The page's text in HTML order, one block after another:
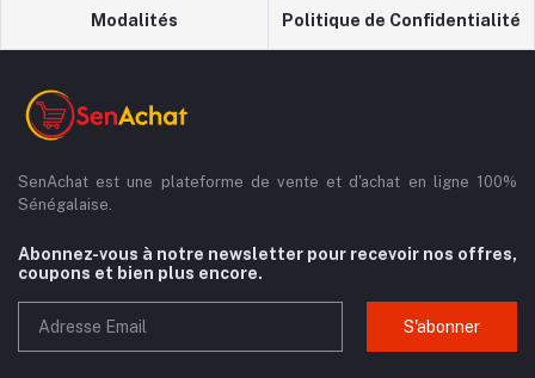
Modalités Politique de Confidentialité
SenAchat est une plateforme de vente et d'achat en ligne 100%
Sénégalaise.
Abonnez-vous à notre newsletter pour recevoir nos offres,
coupons et bien plus encore.
S'abonner